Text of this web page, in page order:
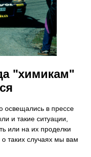
"химикам"
освещались в прессе
и такие ситуации,
или на их проделки
таких случаях мы вам